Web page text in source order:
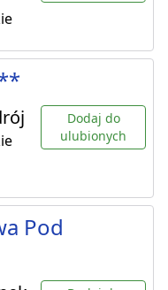
Dodaj do
ulubionych
Pod